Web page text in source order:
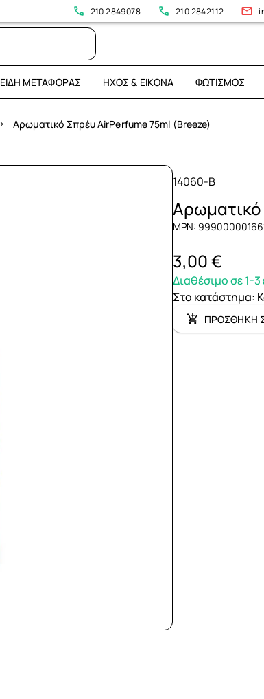
210 2849078 210 2842112
ΕΊΔΗ ΜΕΤΑΦΟΡΆΣ ΉΧΟΣ & ΕΙΚΌΝΑ ΦΩΤΙΣΜΌΣ
› Αρωματικό Σπρέυ AirPerfume 75ml (Breeze)
14060-B
MPN:
3,00 €
Διαθέσιμο σε 1-
Στο κατάστημα:
ΠΡΟΣΘΗΚΗ